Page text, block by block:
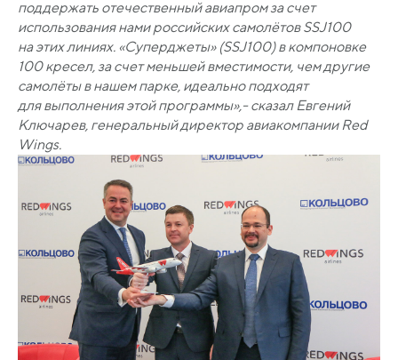
поддержать отечественный авиапром за счет
использования нами российских самолётов SSJ100
на этих линиях. «Суперджеты» (SSJ100) в компоновке
100 кресел, за счет меньшей вместимости, чем другие
самолёты в нашем парке, идеально подходят
для выполнения этой программы»,- сказал Евгений
Ключарев, генеральный директор авиакомпании Red
Wings.